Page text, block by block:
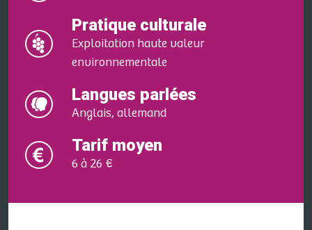
Pratique culturale
Exploitation haute valeur
environnementale
Langues parlées
Anglais, allemand
Tarif moyen
6 à 26 €